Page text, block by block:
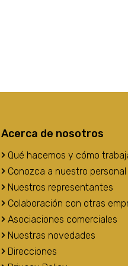
Acerca de nosotros
Qué hacemos y cómo
Conozca a nuestro personal
Nuestros representantes
Colaboración con otras
Asociaciones comerciales
Nuestras novedades
Direcciones